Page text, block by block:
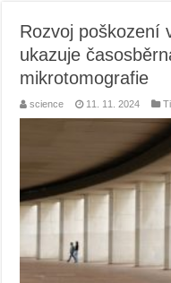
Rozvoj poškození
ukazuje
mikrotomografie
science 11. 11. 2024